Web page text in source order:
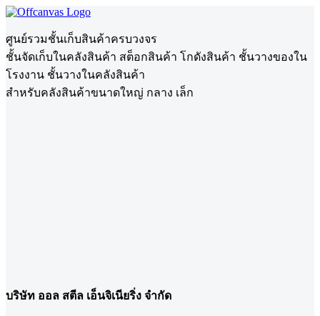
ศูนย์รวมชั้นเก็บสินค้าครบวงจร
ชั้นจัดเก็บในคลังสินค้า สต็อกสินค้า โกดังสินค้า ชั้นวางของใน
โรงงาน ชั้นวางในคลังสินค้า
สำหรับคลังสินค้าขนาดใหญ่ กลาง เล็ก
บริษัท ออล สตีล เอ็นจิเนียริ่ง จำกัด